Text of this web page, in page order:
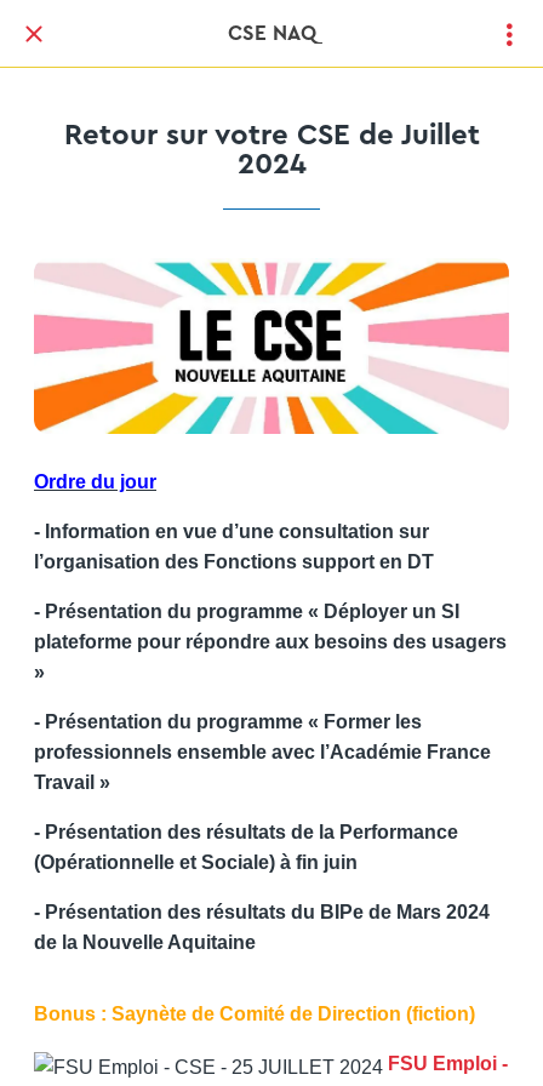
CSE NAQ
Retour sur votre CSE de Juillet
2024
Ordre du jour
- Information en vue d’une consultation sur
l’organisation des Fonctions support en DT
- Présentation du programme « Déployer un SI
plateforme pour répondre aux besoins des usagers
»
- Présentation du programme « Former les
professionnels ensemble avec l’Académie France
Travail »
- Présentation des résultats de la Performance
(Opérationnelle et Sociale) à fin juin
- Présentation des résultats du BIPe de Mars 2024
de la Nouvelle Aquitaine
Bonus : Saynète de Comité de Direction (fiction)
FSU Emploi -